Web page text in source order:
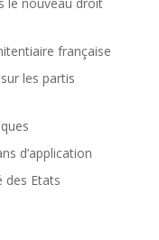
française
les partis
d’application
des Etats